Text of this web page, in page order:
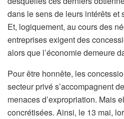
dans le sens de leurs intérêts et
Et, logiquement, au cours des
entreprises exigent des
alors que l’économie demeure
Pour être honnête, les
secteur privé s’accompagnent
menaces d’expropriation. Mais
concrétisées. Ainsi, le 13 mai,